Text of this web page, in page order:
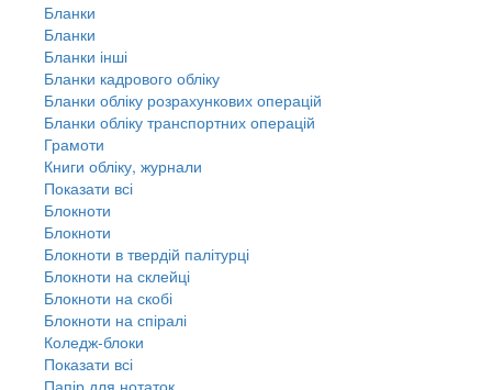
Бланки
Бланки
Бланки інші
Бланки кадрового обліку
Бланки обліку розрахункових операцій
Бланки обліку транспортних операцій
Грамоти
Книги обліку, журнали
Показати всі
Блокноти
Блокноти
Блокноти в твердій палітурці
Блокноти на склейці
Блокноти на скобі
Блокноти на спіралі
Коледж-блоки
Показати всі